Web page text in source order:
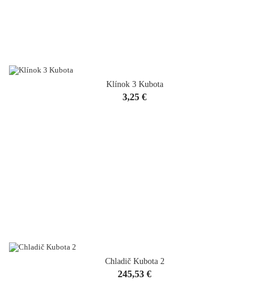
Klínok 3 Kubota
Cena
3,25 €
Chladič Kubota 2
Cena
245,53 €